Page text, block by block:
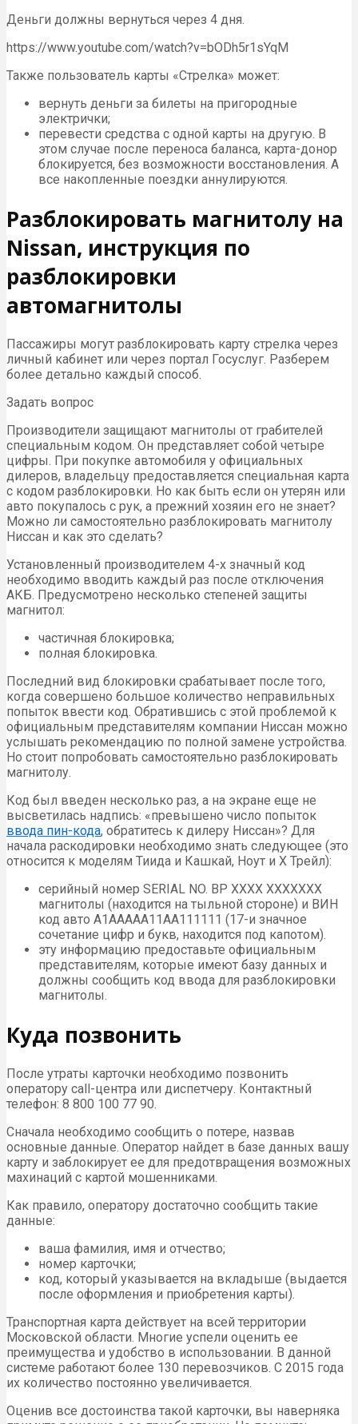
Деньги должны вернуться через 4 дня.
https://www.youtube.com/watch?v=bODh5r1sYqM
Также пользователь карты «Стрелка» может:
вернуть деньги за билеты на пригородные
электрички;
перевести средства с одной карты на другую. В
этом случае после переноса баланса, карта-донор
блокируется, без возможности восстановления. А
все накопленные поездки аннулируются.
Разблокировать магнитолу на
Nissan, инструкция по
разблокировки
автомагнитолы
Пассажиры могут разблокировать карту стрелка через
личный кабинет или через портал Госуслуг. Разберем
более детально каждый способ.
Задать вопрос
Производители защищают магнитолы от грабителей
специальным кодом. Он представляет собой четыре
цифры. При покупке автомобиля у официальных
дилеров, владельцу предоставляется специальная карта
с кодом разблокировки. Но как быть если он утерян или
авто покупалось с рук, а прежний хозяин его не знает?
Можно ли самостоятельно разблокировать магнитолу
Ниссан и как это сделать?
Установленный производителем 4-х значный код
необходимо вводить каждый раз после отключения
АКБ. Предусмотрено несколько степеней защиты
магнитол:
частичная блокировка;
полная блокировка.
Последний вид блокировки срабатывает после того,
когда совершено большое количество неправильных
попыток ввести код. Обратившись с этой проблемой к
официальным представителям компании Ниссан можно
услышать рекомендацию по полной замене устройства.
Но стоит попробовать самостоятельно разблокировать
магнитолу.
Код был введен несколько раз, а на экране еще не
высветилась надпись: «превышено число попыток
ввода пин-кода, обратитесь к дилеру Ниссан»? Для
начала раскодировки необходимо знать следующее (это
относится к моделям Тиида и Кашкай, Ноут и Х Трейл):
серийный номер SERIAL NO. BP XXXX XXXXXXX
магнитолы (находится на тыльной стороне) и BИН
код авто A1AAAAA11AA111111 (17-и значное
сочетание цифр и букв, находится под капотом).
эту информацию предоставьте официальным
представителям, которые имеют базу данных и
должны сообщить код ввода для разблокировки
магнитолы.
Куда позвонить
После утраты карточки необходимо позвонить
оператору call-центра или диспетчеру. Контактный
телефон: 8 800 100 77 90.
Сначала необходимо сообщить о потере, назвав
основные данные. Оператор найдет в базе данных вашу
карту и заблокирует ее для предотвращения возможных
махинаций с картой мошенниками.
Как правило, оператору достаточно сообщить такие
данные:
ваша фамилия, имя и отчество;
номер карточки;
код, который указывается на вкладыше (выдается
после оформления и приобретения карты).
Транспортная карта действует на всей территории
Московской области. Многие успели оценить ее
преимущества и удобство в использовании. В данной
системе работают более 130 перевозчиков. С 2015 года
их количество постоянно увеличивается.
Оценив все достоинства такой карточки, вы наверняка